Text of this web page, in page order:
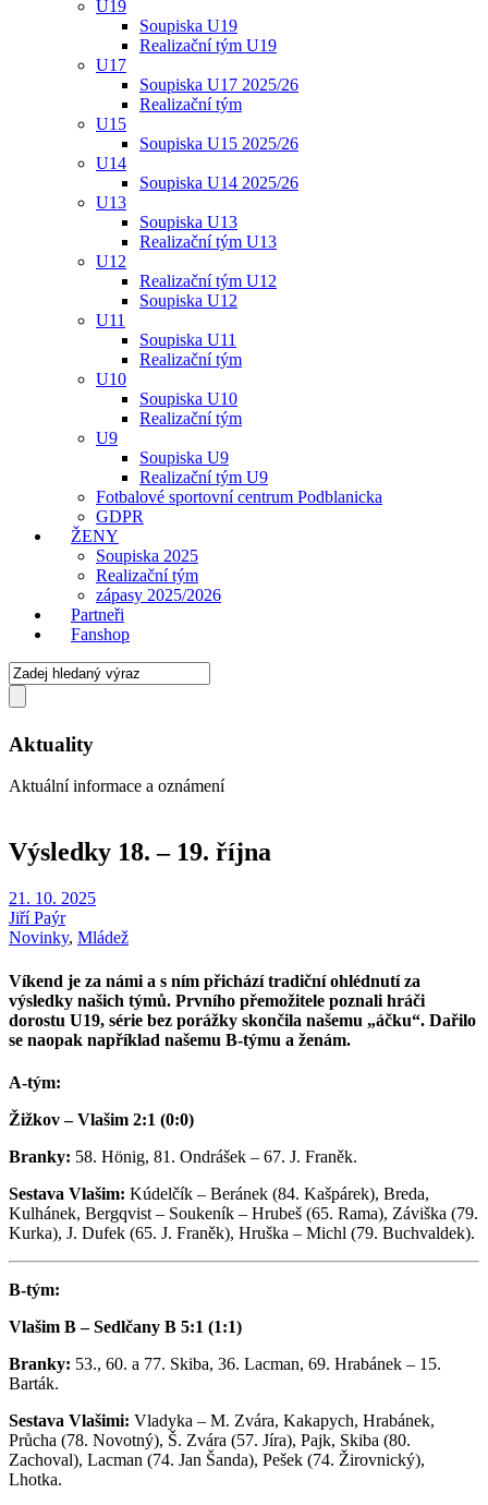
U19
Soupiska U19
Realizační tým U19
U17
Soupiska U17 2025/26
Realizační tým
U15
Soupiska U15 2025/26
U14
Soupiska U14 2025/26
U13
Soupiska U13
Realizační tým U13
U12
Realizační tým U12
Soupiska U12
U11
Soupiska U11
Realizační tým
U10
Soupiska U10
Realizační tým
U9
Soupiska U9
Realizační tým U9
Fotbalové sportovní centrum Podblanicka
GDPR
ŽENY
Soupiska 2025
Realizační tým
zápasy 2025/2026
Partneři
Fanshop
Aktuality
Aktuální informace a oznámení
Výsledky 18. – 19. října
21. 10. 2025
Jiří Paýr
Novinky, Mládež
Víkend je za námi a s ním přichází tradiční ohlédnutí za
výsledky našich týmů. Prvního přemožitele poznali hráči
dorostu U19, série bez porážky skončila našemu „áčku“. Dařilo
se naopak například našemu B-týmu a ženám.
A-tým:
Žižkov – Vlašim 2:1 (0:0)
Branky: 58. Hönig, 81. Ondrášek – 67. J. Franěk.
Sestava Vlašim: Kúdelčík – Beránek (84. Kašpárek), Breda,
Kulhánek, Bergqvist – Soukeník – Hrubeš (65. Rama), Záviška (79.
Kurka), J. Dufek (65. J. Franěk), Hruška – Michl (79. Buchvaldek).
B-tým:
Vlašim B – Sedlčany B 5:1 (1:1)
Branky: 53., 60. a 77. Skiba, 36. Lacman, 69. Hrabánek – 15.
Barták.
Sestava Vlašimi: Vladyka – M. Zvára, Kakapych, Hrabánek,
Průcha (78. Novotný), Š. Zvára (57. Jíra), Pajk, Skiba (80.
Zachoval), Lacman (74. Jan Šanda), Pešek (74. Žirovnický),
Lhotka.